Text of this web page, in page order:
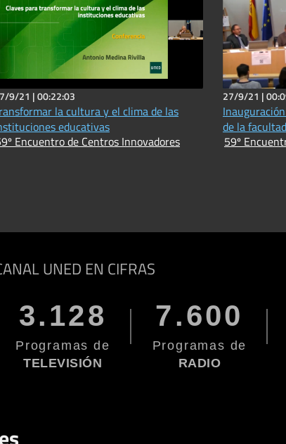
9/21 |00:22:03
la cultura y el clima de las
educativas
Encuentro de Centros Innovadores
27/9/21 |
de la facultad
59º
UNED EN CIFRAS
3.128
Programas de
TELEVISIÓN
7.600
Programas de
RADIO